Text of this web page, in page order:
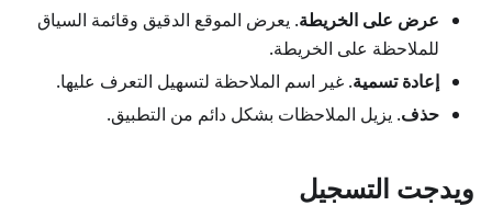
عرض على الخريطة. يعرض الموقع الدقيق وقائمة السياق
للملاحظة على الخريطة.
إعادة تسمية. غير اسم الملاحظة لتسهيل التعرف عليها.
حذف. يزيل الملاحظات بشكل دائم من التطبيق.
ويدجت التسجيل